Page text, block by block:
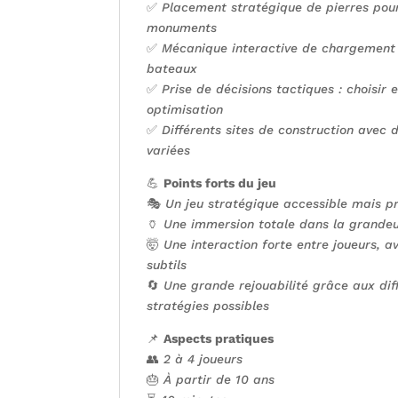
✅ Placement stratégique de pierres
monuments
✅ Mécanique interactive de
bateaux
✅ Prise de décisions tactiques : choisir
optimisation
✅ Différents sites de construction avec
variées
💪 Points forts du jeu
🎭 Un jeu stratégique accessible mais
🏺 Une immersion totale dans la
🤯 Une interaction forte entre joueurs,
subtils
🔄 Une grande rejouabilité grâce aux
stratégies possibles
📌Aspects pratiques
👥2 à 4 joueurs
🎂À partir de 10 ans